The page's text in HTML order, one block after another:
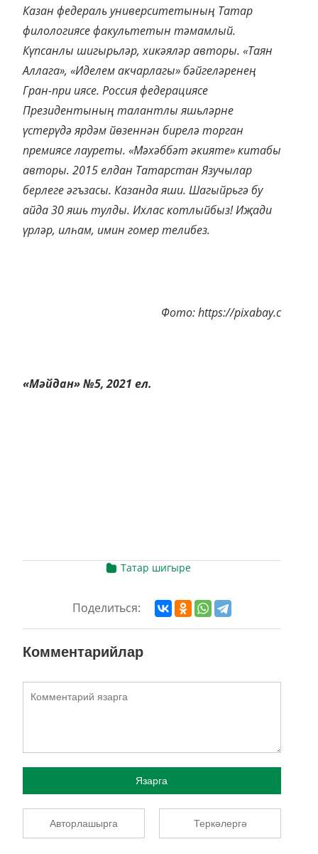
Казан федераль университетының Татар
филологиясе факультетын тәмамлый.
Күпсанлы шигырьләр, хикәяләр авторы. «Таян
Аллага», «Иделем акчарлагы» бәйгеләренең
Гран-при иясе. Россия федерациясе
Президентының талантлы яшьләрне
үстерүдә ярдәм йөзеннән бирелә торган
премиясе лауреты. «Мәхәббәт әкияте» китабы
авторы. 2015 елдан Татарстан Язучылар
берлеге әгъзасы. Казанда яши. Шагыйрьгә бу
айда 30 яшь тулды. Ихлас котлыйбыз! Иҗади
үрләр, илһам, имин гомер телибез.
Фото: https://pixabay.c
«Мәйдан» №5, 2021 ел.
Татар шигыре
Поделиться:
Комментарийлар
Язарга
Авторлашырга Теркәлергә